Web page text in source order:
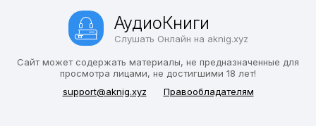
АудиоКниги
Слушать Онлайн на aknig.xyz
Сайт может содержать материалы, не предназначенные для
просмотра лицами, не достигшими 18 лет!
support@aknig.xyz
Правообладателям